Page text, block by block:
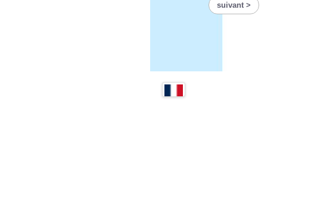
suivant